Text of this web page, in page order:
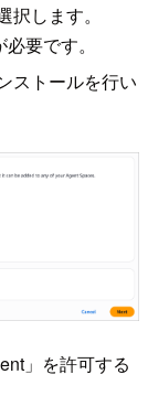
します。
要です。
ストールを行い
」を許可する